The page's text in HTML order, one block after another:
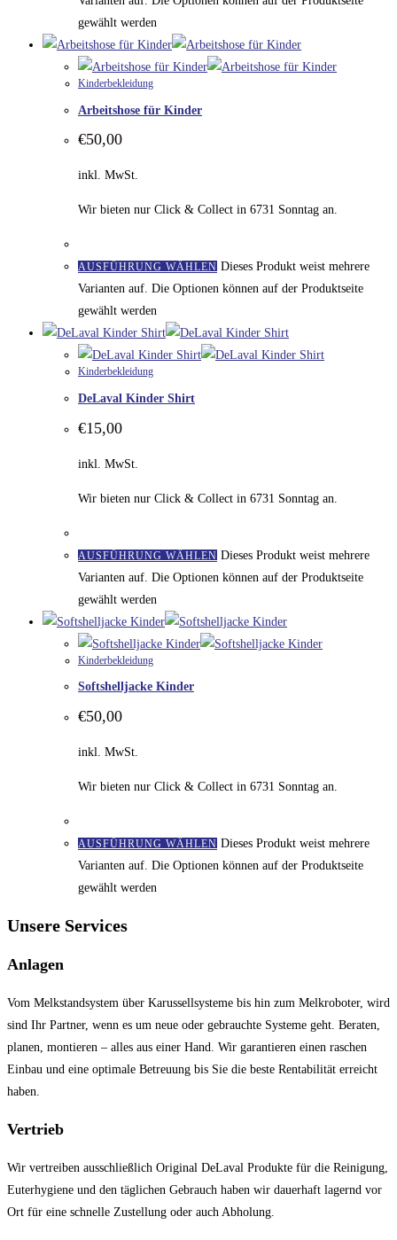
gewählt werden
Kinderbekleidung
Arbeitshose für Kinder
€50,00
inkl. MwSt.
Wir bieten nur Click & Collect in 6731 Sonntag an.
AUSFÜHRUNG WÄHLEN Dieses Produkt weist mehrere
Varianten auf. Die Optionen können auf der Produktseite
gewählt werden
Kinderbekleidung
DeLaval Kinder Shirt
€15,00
inkl. MwSt.
Wir bieten nur Click & Collect in 6731 Sonntag an.
AUSFÜHRUNG WÄHLEN Dieses Produkt weist mehrere
Varianten auf. Die Optionen können auf der Produktseite
gewählt werden
Kinderbekleidung
Softshelljacke Kinder
€50,00
inkl. MwSt.
Wir bieten nur Click & Collect in 6731 Sonntag an.
AUSFÜHRUNG WÄHLEN Dieses Produkt weist mehrere
Varianten auf. Die Optionen können auf der Produktseite
gewählt werden
Unsere Services
Anlagen
Vom Melkstandsystem über Karussellsysteme bis hin zum Melkroboter, wird
sind Ihr Partner, wenn es um neue oder gebrauchte Systeme geht. Beraten,
planen, montieren – alles aus einer Hand. Wir garantieren einen raschen
Einbau und eine optimale Betreuung bis Sie die beste Rentabilität erreicht
haben.
Vertrieb
Wir vertreiben ausschließlich Original DeLaval Produkte für die Reinigung,
Euterhygiene und den täglichen Gebrauch haben wir dauerhaft lagernd vor
Ort für eine schnelle Zustellung oder auch Abholung.